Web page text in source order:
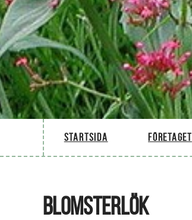
Startsida Företaget
BLOMSTERLÖK